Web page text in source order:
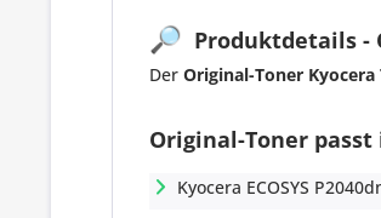
🔎 Produktdetails -
Der Original-Toner Kyocera
Original-Toner
Kyocera ECOSYS